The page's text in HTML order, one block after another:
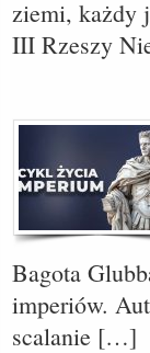
ziemi, każdy
III Rzeszy
Bagota
imperiów.
scalanie […]